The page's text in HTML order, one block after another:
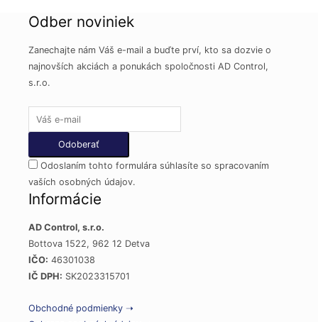
Odber noviniek
Zanechajte nám Váš e-mail a buďte prví, kto sa dozvie o
najnovších akciách a ponukách spoločnosti AD Control,
s.r.o.
Odoslaním tohto formulára súhlasíte so spracovaním
vaších osobných údajov.
Informácie
AD Control, s.r.o.
Bottova 1522, 962 12 Detva
IČO: 46301038
IČ DPH: SK2023315701
Obchodné podmienky ➝